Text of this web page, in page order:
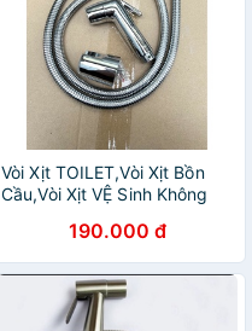
Vòi Xịt TOILET,Vòi Xịt Bồn
Cầu,Vòi Xịt VỆ Sinh Không
190.000 đ